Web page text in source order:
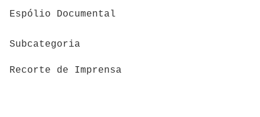
Espólio Documental
Subcategoria
Recorte de Imprensa